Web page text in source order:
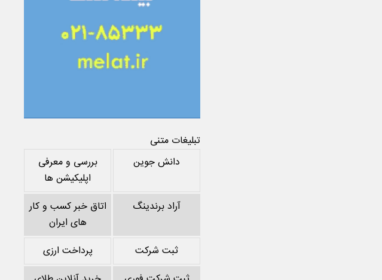
تبلیغات متنی
دانش جوین
بررسی و معرفی
اپلیکیشن ها
آراد برندینگ
اتاق خبر کسب و کار
های ایران
ثبت شرکت
پرداخت ارزی